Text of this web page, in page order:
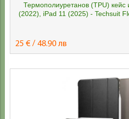
Термополиуретанов (TPU) кейс
(2022), iPad 11 (2025) - Techsuit
25 € / 48.90 лв